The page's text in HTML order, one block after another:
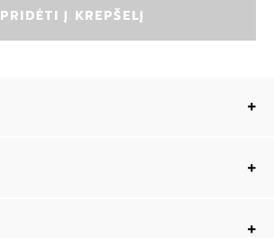
PRIDĖTI Į KREPŠELĮ